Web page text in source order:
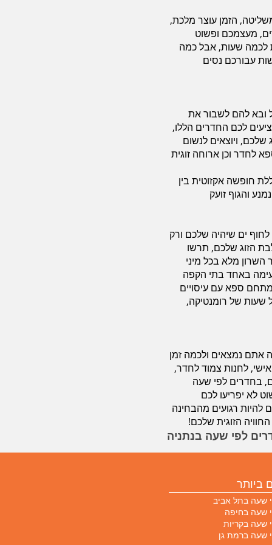
הזמן עוצר מלכת,
מעצמכם ופשוט
לכמה שעות, אבל כמה
עבורכם נסים
ובא להם לשבור את
לכם החדרים הללו,
ויוצאים לנשום
לחדר וכן ארוחה זוגית
חופשה אקזוטית בין
והגוף זועק
ים שיהיה שלכם ורק
הזוג שלכם, תרשו
מלא בכל מיני
באחד בתי הקפה
ספא עם עיסויים
שעות של רומנטיקה,
אתם נמצאים ולכמה זמן
לחנות צמוד לחדר,
בחדרים לפי שעה
לא יפריעו לכם
להיות רגועים מהבחינה
הזוגית שלכם!
לפי שעה בנתניה
ביותר
שעה בתל אביב
שעה בחיפה
שעה בקריות
שעה ברמת גן